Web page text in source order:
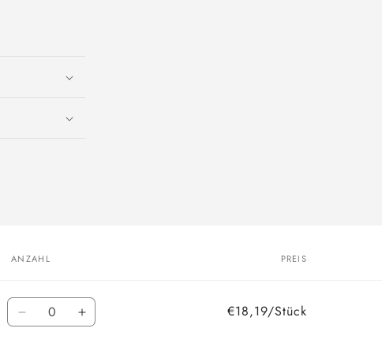
ANZAHL PREIS
Anzahl
VerringereErhöhe
€18,19/Stück